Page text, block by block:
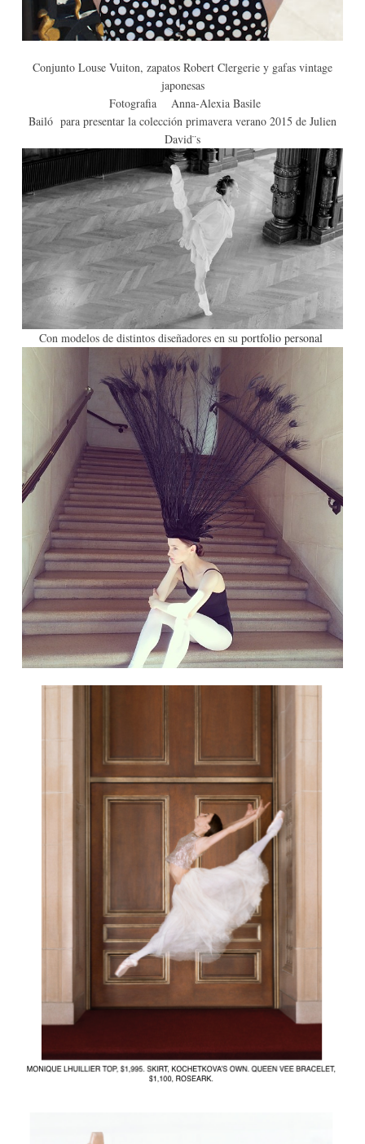
Conjunto Louse Vuiton, zapatos Robert Clergerie y gafas vintage
japonesas
Fotografia Anna-Alexia Basile
Bailó para presentar la colección primavera verano 2015 de Julien
David¨s
Con modelos de distintos diseñadores en su portfolio personal